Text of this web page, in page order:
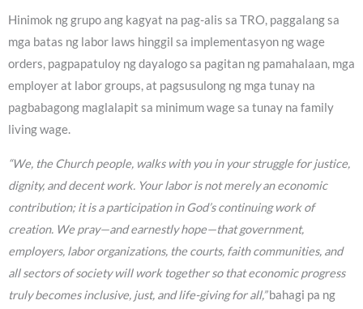
Hinimok ng grupo ang kagyat na pag-alis sa TRO, paggalang sa
mga batas ng labor laws hinggil sa implementasyon ng wage
orders, pagpapatuloy ng dayalogo sa pagitan ng pamahalaan, mga
employer at labor groups, at pagsusulong ng mga tunay na
pagbabagong maglalapit sa minimum wage sa tunay na family
living wage.
“We, the Church people, walks with you in your struggle for justice,
dignity, and decent work. Your labor is not merely an economic
contribution; it is a participation in God’s continuing work of
creation. We pray—and earnestly hope—that government,
employers, labor organizations, the courts, faith communities, and
all sectors of society will work together so that economic progress
truly becomes inclusive, just, and life-giving for all,”bahagi pa ng